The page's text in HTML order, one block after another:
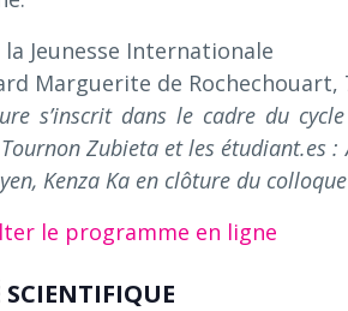
Jeunesse Internationale
Marguerite de Rochechouart,
s’inscrit dans le cadre du
Zubieta et les étudiant.es
Kenza Ka en clôture du
le programme en ligne